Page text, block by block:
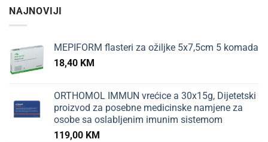
NAJNOVIJI
MEPIFORM flasteri za ožiljke 5x7,5cm 5 komada
18,40 KM
ORTHOMOL IMMUN vrećice a 30x15g, Dijetetski
proizvod za posebne medicinske namjene za
osobe sa oslabljenim imunim sistemom
119,00 KM